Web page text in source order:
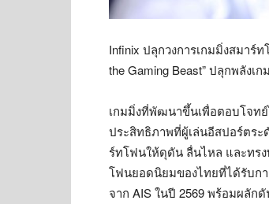
Infinix ปลุกวงการเกมมิ่งสมาร์
the Gaming Beast” ปลุกพลัง
เกมมิ่งที่พัฒนาขึ้นเพื่อตอบโจท
ประสิทธิภาพที่ผู้เล่นอีสปอร์ตร
ร์ทโฟนให้ดุดัน ลื่นไหล และทรง
โฟนยอดนิยมของไทยที่ได้รับกา
จาก AIS ในปี 2569 พร้อมผลัก